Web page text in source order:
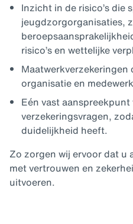
Inzicht in de risico’s die
jeugdzorgorganisaties,
risico’s en wettelijke
organisatie en
Eén vast
verzekeringsvragen,
duidelijkheid heeft.
Zo zorgen wij ervoor dat u
met vertrouwen en
uitvoeren.